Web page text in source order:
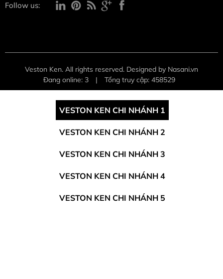
Follow us:
Veston Ken. All rights reserved. Designed by Nasani.vn
Đang online: 3
| Tổng truy cập: 458529
VESTON KEN CHI NHÁNH 1
VESTON KEN CHI NHÁNH 2
VESTON KEN CHI NHÁNH 3
VESTON KEN CHI NHÁNH 4
VESTON KEN CHI NHÁNH 5